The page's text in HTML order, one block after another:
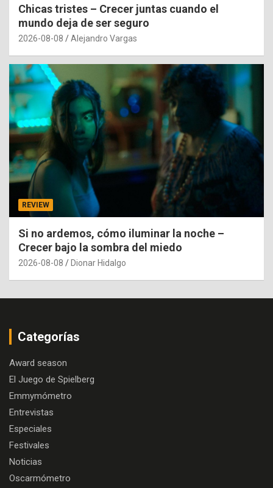
Chicas tristes – Crecer juntas cuando el
mundo deja de ser seguro
2026-08-08 Alejandro Vargas
REVIEW
Si no ardemos, cómo iluminar la noche –
Crecer bajo la sombra del miedo
2026-08-08 Dionar Hidalgo
Categorías
Award season
El Juego de Spielberg
Emmymómetro
Entrevistas
Especiales
Festivales
Noticias
Oscarmómetro